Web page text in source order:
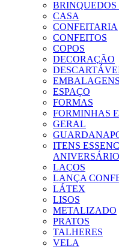
CASA
CONFEITARIA
CONFEITOS
COPOS
DECORAÇÃO
EMBALAGENS
ESPAÇO
FORMAS
FORMINHAS
GERAL
ITENS
ANIVERSÁRIO
LAÇOS
LANÇA
LÁTEX
LISOS
METALIZADO
PRATOS
TALHERES
VELA